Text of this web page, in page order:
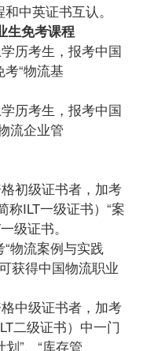
和中英证书互认。
生免考课程
历考生， 报考中国
“物流基
历考生，报考中国
流企业管
初级证书者，加考
称ILT一级证书）“案
级证书。
物流案例与实践
获得中国物流职业
中级证书者，加考
二级证书）中一门
”、“库存管